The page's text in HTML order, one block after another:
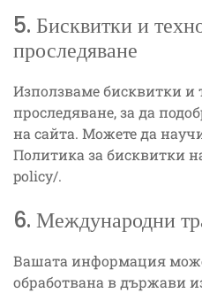
5. Бисквитки и
проследяване
Използваме бисквитки и
проследяване, за да
на сайта. Можете да
Политика за бисквитки
policy/.
6. Международни
Вашата информация
обработвана в държави